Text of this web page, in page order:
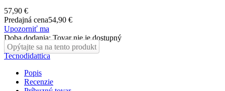
57,90 €
Predajná cena54,90 €
Upozorniť ma
Doba dodania: Tovar nie je dostupný
Opýtajte sa na tento produkt
Tecnodidattica
Popis
Recenzie